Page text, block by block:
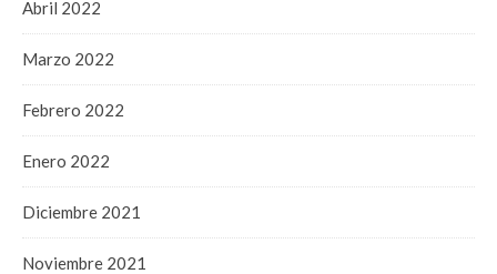
Abril 2022
Marzo 2022
Febrero 2022
Enero 2022
Diciembre 2021
Noviembre 2021